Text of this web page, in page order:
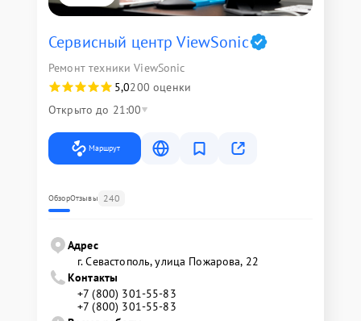
Сервисный центр ViewSonic
Ремонт техники ViewSonic
5,0200 оценки
Открыто до 21:00
Маршрут
ОбзорОтзывы 240
Адрес
г. Севастополь, улица Пожарова, 22
Контакты
+7 (800) 301-55-83
+7 (800) 301-55-83